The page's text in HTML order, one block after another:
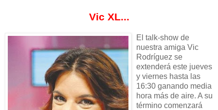
Vic XL...
El talk-show de
nuestra amiga Vic
Rodríguez se
extenderá este jueves
y viernes hasta las
16:30 ganando media
hora más de aire. A su
término comenzará